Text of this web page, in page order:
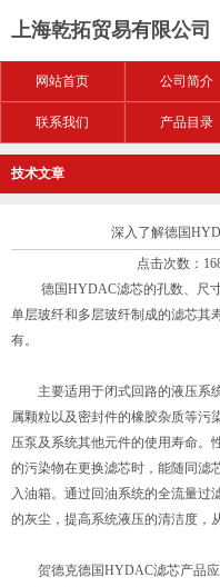
上海乾拓贸易有限公司
网站首页 公司简介
联系我们 产品目录
技术文章
深入了解德国
点击次数：
德国HYDAC滤芯的孔数、尺寸
单层玻纤和多层玻纤制成的滤芯其
有。
主要适用于闭式回路的液压系
属颗粒以及密封件的橡胶杂质等污
压泵及系统其他元件的使用寿命。
的污染物在更换滤芯时，能随同滤
入油箱。通过回油系统的全流量过
的灰尘，提高系统液压的清洁度，
贺德克德国HYDAC滤芯产品应